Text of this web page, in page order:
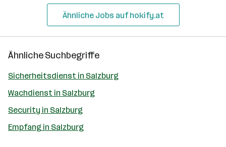
Ähnliche Jobs auf hokify.at
Ähnliche Suchbegriffe
Sicherheitsdienst in Salzburg
Wachdienst in Salzburg
Security in Salzburg
Empfang in Salzburg